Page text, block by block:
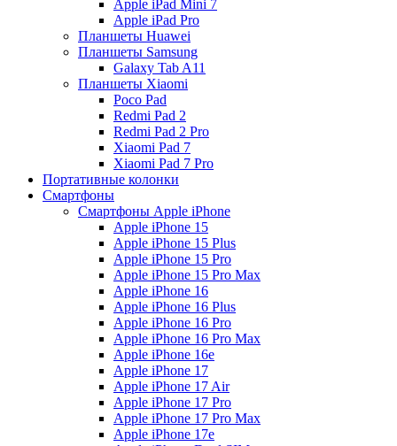
Apple iPad Mini 7
Apple iPad Pro
Планшеты Huawei
Планшеты Samsung
Galaxy Tab A11
Планшеты Xiaomi
Poco Pad
Redmi Pad 2
Redmi Pad 2 Pro
Xiaomi Pad 7
Xiaomi Pad 7 Pro
Портативные колонки
Смартфоны
Смартфоны Apple iPhone
Apple iPhone 15
Apple iPhone 15 Plus
Apple iPhone 15 Pro
Apple iPhone 15 Pro Max
Apple iPhone 16
Apple iPhone 16 Plus
Apple iPhone 16 Pro
Apple iPhone 16 Pro Max
Apple iPhone 16e
Apple iPhone 17
Apple iPhone 17 Air
Apple iPhone 17 Pro
Apple iPhone 17 Pro Max
Apple iPhone 17e